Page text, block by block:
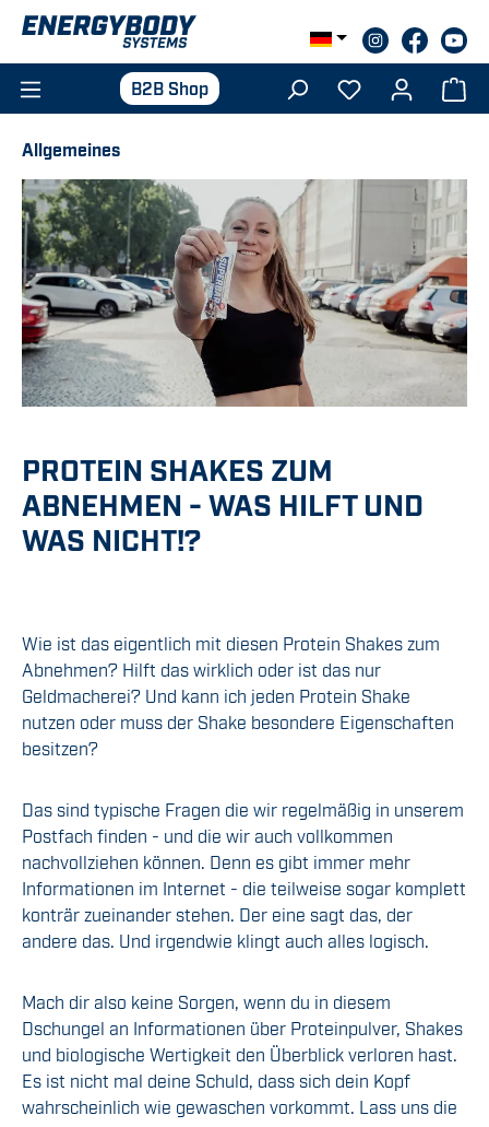
Zum Hauptinhalt springen
B2B Shop
Allgemeines
PROTEIN SHAKES ZUM
ABNEHMEN - WAS HILFT UND
WAS NICHT!?
Wie ist das eigentlich mit diesen Protein Shakes zum
Abnehmen? Hilft das wirklich oder ist das nur
Geldmacherei? Und kann ich jeden Protein Shake
nutzen oder muss der Shake besondere Eigenschaften
besitzen?
Das sind typische Fragen die wir regelmäßig in unserem
Postfach finden - und die wir auch vollkommen
nachvollziehen können. Denn es gibt immer mehr
Informationen im Internet - die teilweise sogar komplett
konträr zueinander stehen. Der eine sagt das, der
andere das. Und irgendwie klingt auch alles logisch.
Mach dir also keine Sorgen, wenn du in diesem
Dschungel an Informationen über Proteinpulver, Shakes
und biologische Wertigkeit den Überblick verloren hast.
Es ist nicht mal deine Schuld, dass sich dein Kopf
wahrscheinlich wie gewaschen vorkommt. Lass uns die